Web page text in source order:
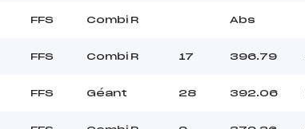
FFS Combi R Abs
FFS Combi R 17 396.79
FFS Géant 28 392.06